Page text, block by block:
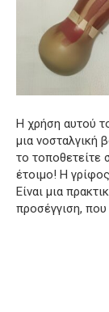
Η χρήση αυτού
μια νοσταλγική
το τοποθετείτε
έτοιμο! Η
Είναι μια
προσέγγιση,